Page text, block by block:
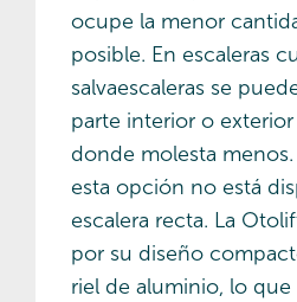
ocupe la menor
posible. En escaleras
salvaescaleras se
parte interior o
donde molesta
esta opción no está
escalera recta. La
por su diseño
riel de aluminio, lo